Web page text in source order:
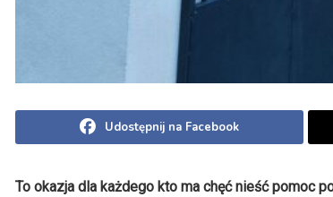
Udostępnij na Facebook
To okazja dla każdego kto ma chęć nieść pomoc